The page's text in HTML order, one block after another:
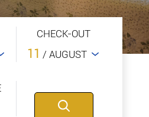
CHECK-OUT
11 / AUGUST